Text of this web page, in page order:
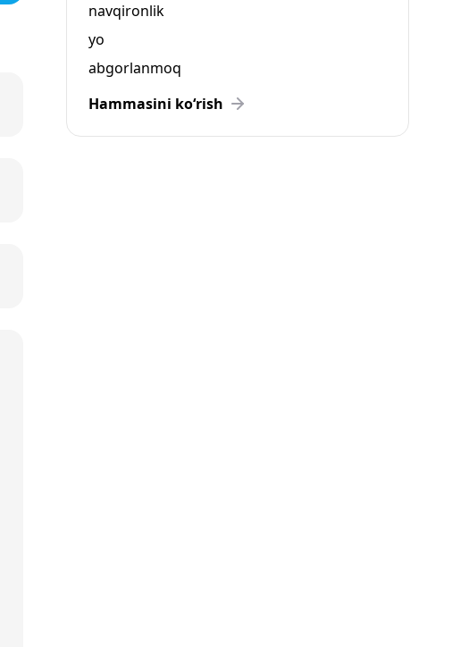
navqironlik
yo
abgorlanmoq
Hammasini ko‘rish